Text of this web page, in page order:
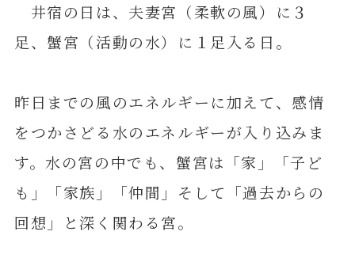
井宿の日は、夫妻宮（柔軟の風）に３
足、蟹宮（活動の水）に１足入る日。
昨日までの風のエネルギーに加えて、感情
をつかさどる水のエネルギーが入り込みま
す。水の宮の中でも、蟹宮は「家」「子ど
も」「家族」「仲間」そして「過去からの
回想」と深く関わる宮。